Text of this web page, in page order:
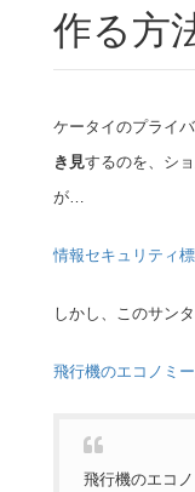
作る方
ケータイのプライ
き見するのを、シ
が…
情報セキュリティ
しかし、このサン
飛行機のエコノミ
飛行機のエコ